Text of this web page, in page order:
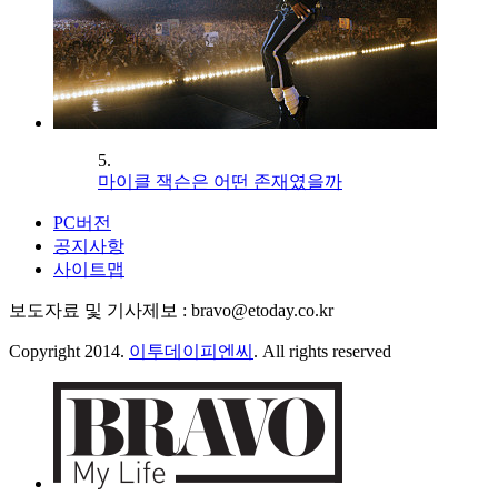
5.
마이클 잭슨은 어떤 존재였을까
PC버전
공지사항
사이트맵
보도자료 및 기사제보 : bravo@etoday.co.kr
Copyright 2014. 이투데이피엔씨 . All rights reserved